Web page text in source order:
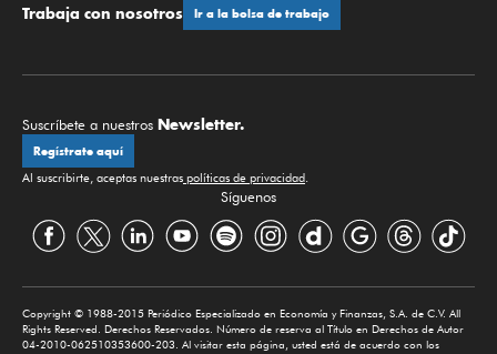
Trabaja con nosotros Ir a la bolsa de trabajo
Suscríbete a nuestros Newsletter.
Regístrate aquí
Al suscribirte, aceptas nuestras políticas de privacidad.
Síguenos
Copyright © 1988-2015 Periódico Especializado en Economía y Finanzas, S.A. de C.V. All
Rights Reserved. Derechos Reservados. Número de reserva al Título en Derechos de Autor
04-2010-062510353600-203. Al visitar esta página, usted está de acuerdo con los